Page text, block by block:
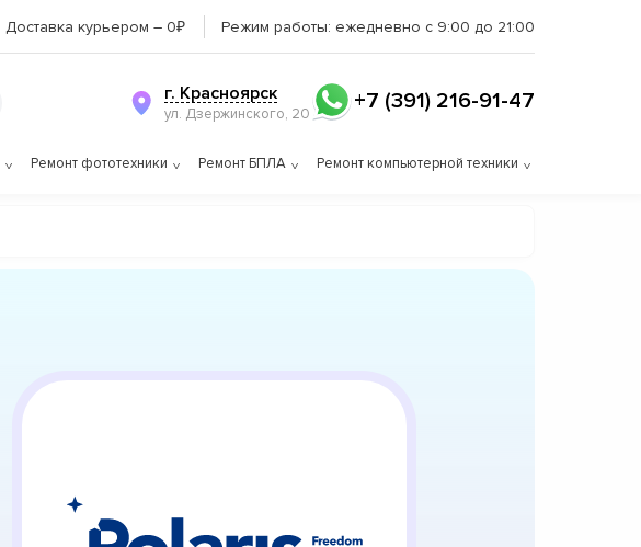
Доставка курьером – 0₽ Режим работы: ежедневно с 9:00 до 21:00
г. Красноярск
ул. Дзержинского, 20 +7 (391) 216-91-47
Ремонт фототехники Ремонт БПЛА Ремонт компьютерной техники